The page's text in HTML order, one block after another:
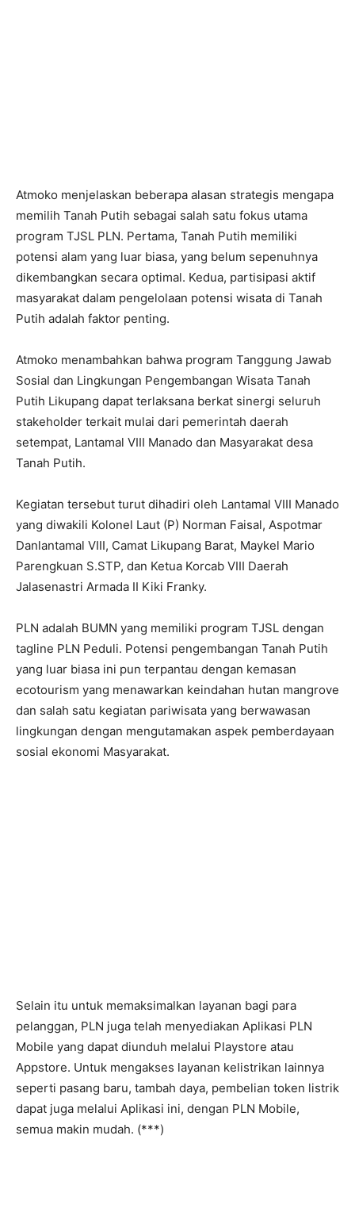
Atmoko menjelaskan beberapa alasan strategis mengapa
memilih Tanah Putih sebagai salah satu fokus utama
program TJSL PLN. Pertama, Tanah Putih memiliki
potensi alam yang luar biasa, yang belum sepenuhnya
dikembangkan secara optimal. Kedua, partisipasi aktif
masyarakat dalam pengelolaan potensi wisata di Tanah
Putih adalah faktor penting.
Atmoko menambahkan bahwa program Tanggung Jawab
Sosial dan Lingkungan Pengembangan Wisata Tanah
Putih Likupang dapat terlaksana berkat sinergi seluruh
stakeholder terkait mulai dari pemerintah daerah
setempat, Lantamal VIII Manado dan Masyarakat desa
Tanah Putih.
Kegiatan tersebut turut dihadiri oleh Lantamal VIII Manado
yang diwakili Kolonel Laut (P) Norman Faisal, Aspotmar
Danlantamal VIII, Camat Likupang Barat, Maykel Mario
Parengkuan S.STP, dan Ketua Korcab VIII Daerah
Jalasenastri Armada II Kiki Franky.
PLN adalah BUMN yang memiliki program TJSL dengan
tagline PLN Peduli. Potensi pengembangan Tanah Putih
yang luar biasa ini pun terpantau dengan kemasan
ecotourism yang menawarkan keindahan hutan mangrove
dan salah satu kegiatan pariwisata yang berwawasan
lingkungan dengan mengutamakan aspek pemberdayaan
sosial ekonomi Masyarakat.
Selain itu untuk memaksimalkan layanan bagi para
pelanggan, PLN juga telah menyediakan Aplikasi PLN
Mobile yang dapat diunduh melalui Playstore atau
Appstore. Untuk mengakses layanan kelistrikan lainnya
seperti pasang baru, tambah daya, pembelian token listrik
dapat juga melalui Aplikasi ini, dengan PLN Mobile,
semua makin mudah. (***)